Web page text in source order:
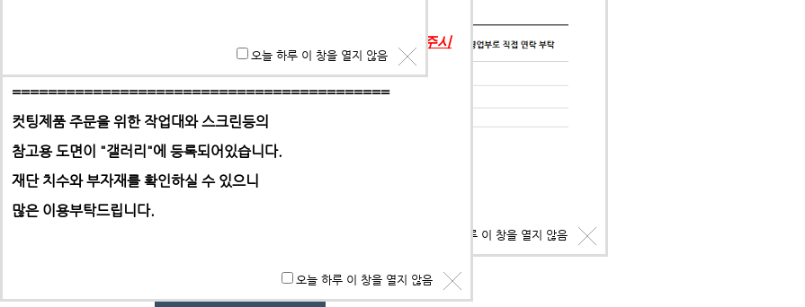
-> 택배요금은 택배사에서 픽업 후 결정합니다.
오늘 하루 이 창을 열지 않음
**특히 알루미늄판,PC,아크릴 판재는 필히 사무실로 견적 문의해 주시
==========================================
컷팅제품 주문을 위한 작업대와 스크린등의
참고용 도면이 "갤러리"에 등록되어있습니다.
재단 치수와 부자재를 확인하실 수 있으니
많은 이용부탁드립니다.
오늘 하루 이 창을 열지 않음
오늘 하루 이 창을 열지 않음
ABL프로파일 30시리즈
ABL프로파일 30시리즈부품
ABL프로파일 40시리즈
ABL프로파일 40시리즈부품
ㄱ자앵글 및 덕트